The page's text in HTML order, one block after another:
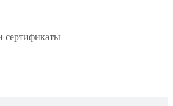
сертификаты